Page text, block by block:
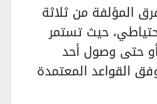
المؤلفة من ثلاثة
حيث تستمر
دقائق أو حتى وصول أحد
نقطة، وفق القواعد المعتمدة